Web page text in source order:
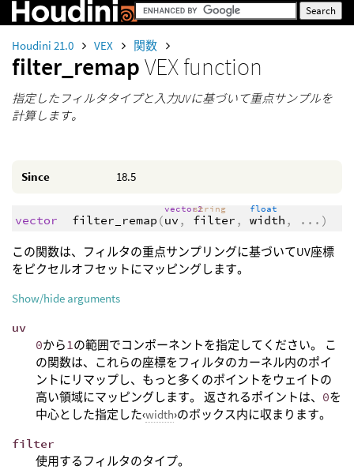
Houdini 21.0 VEX 関数
filter_remapVEX function
指定したフィルタタイプと入力UVに基づいて重点サンプルを
計算します。
Since 18.5
vector filter_remap (
vector2
uv ,
string
filter ,
float
width , ... )
この関数は、フィルタの重点サンプリングに基づいてUV座標
をピクセルオフセットにマッピングします。
Show/hide arguments
uv
0から1の範囲でコンポーネントを指定してください。 こ
の関数は、これらの座標をフィルタのカーネル内のポイ
ントにリマップし、もっと多くのポイントをウェイトの
高い領域にマッピングします。 返されるポイントは、 0を
中心とした指定した‹width›のボックス内に収まります。
filter
使用するフィルタのタイプ。